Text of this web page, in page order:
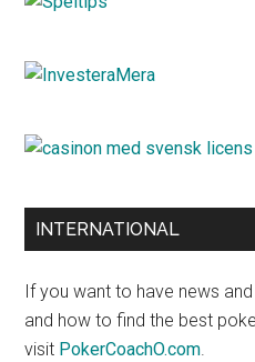
INTERNATIONAL
If you want to have news
and how to find the best
visit PokerCoachO.com.